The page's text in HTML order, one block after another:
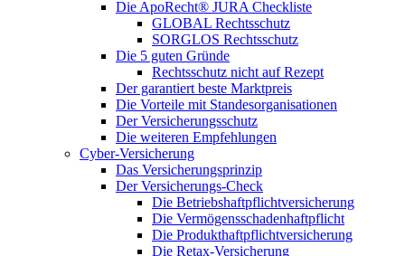
Die ApoRecht® JURA Checkliste
GLOBAL Rechtsschutz
SORGLOS Rechtsschutz
Die 5 guten Gründe
Rechtsschutz nicht auf Rezept
Der garantiert beste Marktpreis
Die Vorteile mit Standesorganisationen
Der Versicherungsschutz
Die weiteren Empfehlungen
Cyber-Versicherung
Das Versicherungsprinzip
Der Versicherungs-Check
Die Betriebshaftpflichtversicherung
Die Vermögensschadenhaftpflicht
Die Produkthaftpflichtversicherung
Die Retax-Versicherung